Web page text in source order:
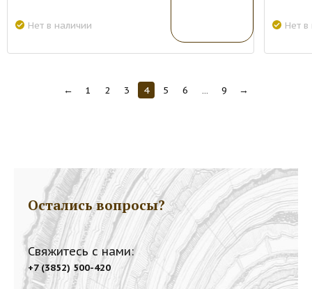
Нет в наличии Нет в
← 1 2 3 4 5 6 ... 9 →
Остались вопросы?
Свяжитесь с нами:
+7 (3852) 500-420